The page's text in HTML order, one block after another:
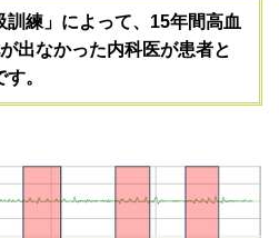
訓練」によって、15年間高血
出なかった内科医が患者と
。